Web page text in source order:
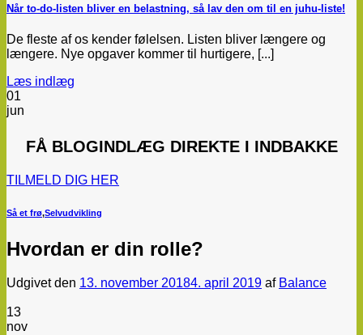
Når to-do-listen bliver en belastning, så lav den om til en juhu-liste!
De fleste af os kender følelsen. Listen bliver længere og
længere. Nye opgaver kommer til hurtigere, [...]
Læs indlæg
01
jun
FÅ BLOGINDLÆG DIREKTE I INDBAKKE
TILMELD DIG HER
Så et frø,Selvudvikling
Hvordan er din rolle?
Udgivet den 13. november 20184. april 2019 af Balance
13
nov